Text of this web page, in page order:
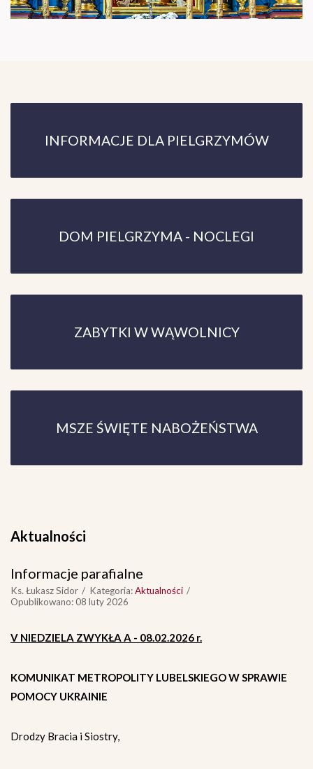
INFORMACJE DLA PIELGRZYMÓW
DOM PIELGRZYMA - NOCLEGI
ZABYTKI W WĄWOLNICY
MSZE ŚWIĘTE NABOŻEŃSTWA
Aktualności
Informacje parafialne
Ks. Łukasz Sidor Kategoria:Aktualności
Opublikowano: 08 luty 2026
V NIEDZIELA ZWYKŁA A - 08.02.2026 r.
KOMUNIKAT METROPOLITY LUBELSKIEGO W SPRAWIE
POMOCY UKRAINIE
Drodzy Bracia i Siostry,